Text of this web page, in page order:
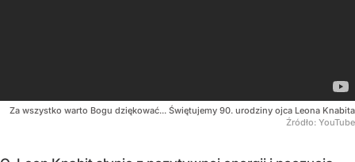
Za wszystko warto Bogu dziękować... Świętujemy 90. urodziny ojca Leona Knabita
Źródło: YouTube